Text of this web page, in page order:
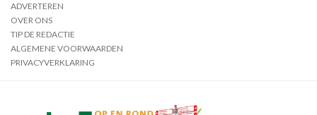
ADVERTEREN
OVER ONS
TIP DE REDACTIE
ALGEMENE VOORWAARDEN
PRIVACYVERKLARING